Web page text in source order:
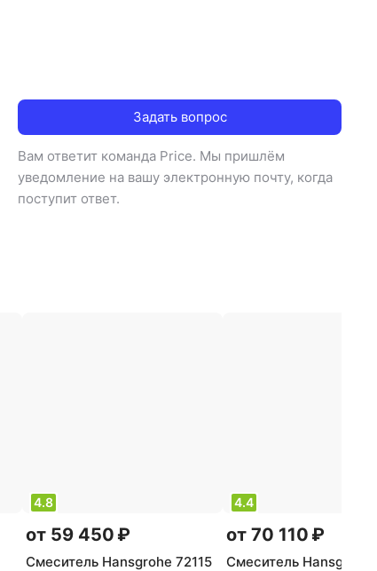
Задать вопрос
Вам ответит команда Price. Мы пришлём
уведомление на вашу электронную почту, когда
поступит ответ.
4.8
от 59 450 ₽
Смеситель Hansgrohe 72115
4.4
от 70 110 ₽
Смеситель Hansgrohe